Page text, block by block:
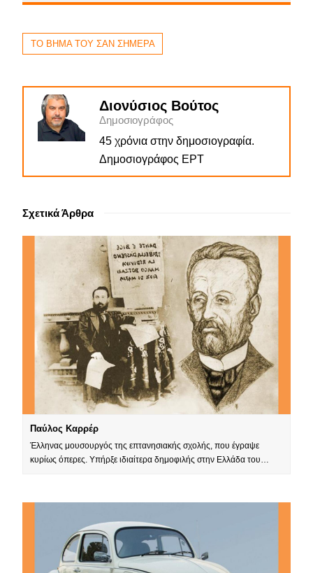
ΤΟ ΒΗΜΑ ΤΟΥ ΣΑΝ ΣΗΜΕΡΑ
Διονύσιος Βούτος
Δημοσιογράφος
45 χρόνια στην δημοσιογραφία.
Δημοσιογράφος ΕΡΤ
Σχετικά Άρθρα
Παύλος Καρρέρ
Έλληνας μουσουργός της επτανησιακής σχολής, που έγραψε
κυρίως όπερες. Υπήρξε ιδιαίτερα δημοφιλής στην Ελλάδα του…